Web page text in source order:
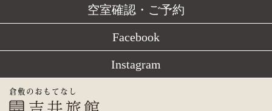
空室確認・ご予約
Facebook
Instagram